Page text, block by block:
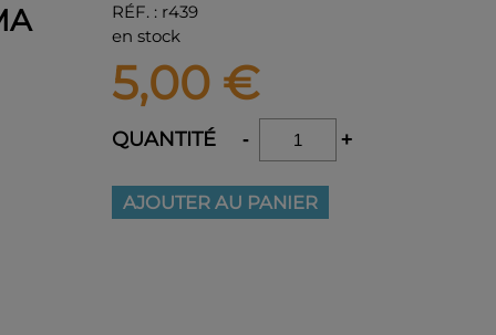
RÉF. : r439
en stock
5,00 €
QUANTITÉ - +
AJOUTER AU PANIER